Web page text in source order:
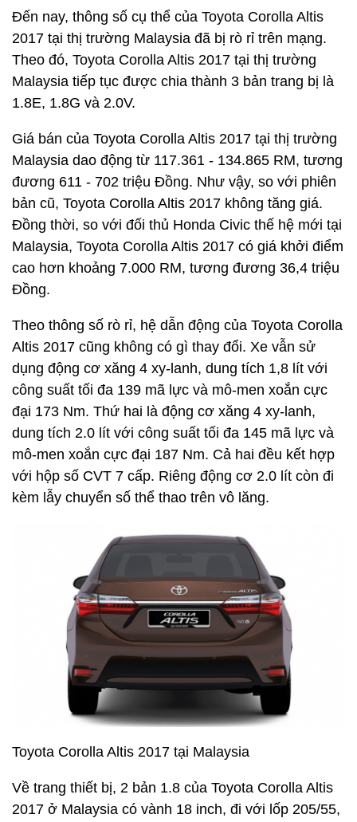
Đến nay, thông số cụ thể của Toyota Corolla Altis
2017 tại thị trường Malaysia đã bị rò rỉ trên mạng.
Theo đó, Toyota Corolla Altis 2017 tại thị trường
Malaysia tiếp tục được chia thành 3 bản trang bị là
1.8E, 1.8G và 2.0V.
Giá bán của Toyota Corolla Altis 2017 tại thị trường
Malaysia dao động từ 117.361 - 134.865 RM, tương
đương 611 - 702 triệu Đồng. Như vậy, so với phiên
bản cũ, Toyota Corolla Altis 2017 không tăng giá.
Đồng thời, so với đối thủ Honda Civic thế hệ mới tại
Malaysia, Toyota Corolla Altis 2017 có giá khởi điểm
cao hơn khoảng 7.000 RM, tương đương 36,4 triệu
Đồng.
Theo thông số rò rỉ, hệ dẫn động của Toyota Corolla
Altis 2017 cũng không có gì thay đổi. Xe vẫn sử
dụng động cơ xăng 4 xy-lanh, dung tích 1,8 lít với
công suất tối đa 139 mã lực và mô-men xoắn cực
đại 173 Nm. Thứ hai là động cơ xăng 4 xy-lanh,
dung tích 2.0 lít với công suất tối đa 145 mã lực và
mô-men xoắn cực đại 187 Nm. Cả hai đều kết hợp
với hộp số CVT 7 cấp. Riêng động cơ 2.0 lít còn đi
kèm lẫy chuyển số thể thao trên vô lăng.
Toyota Corolla Altis 2017 tại Malaysia
Về trang thiết bị, 2 bản 1.8 của Toyota Corolla Altis
2017 ở Malaysia có vành 18 inch, đi với lốp 205/55,